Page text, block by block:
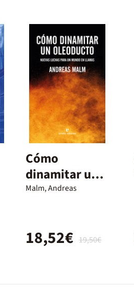
Cómo
dinamitar un
oleoducto
Malm, Andreas
19,50€
18,52€